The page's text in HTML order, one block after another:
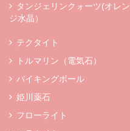
タンジェリンクォーツ(オレン
ジ水晶）
テクタイト
トルマリン（電気石）
バイキングボール
姫川薬石
フローライト